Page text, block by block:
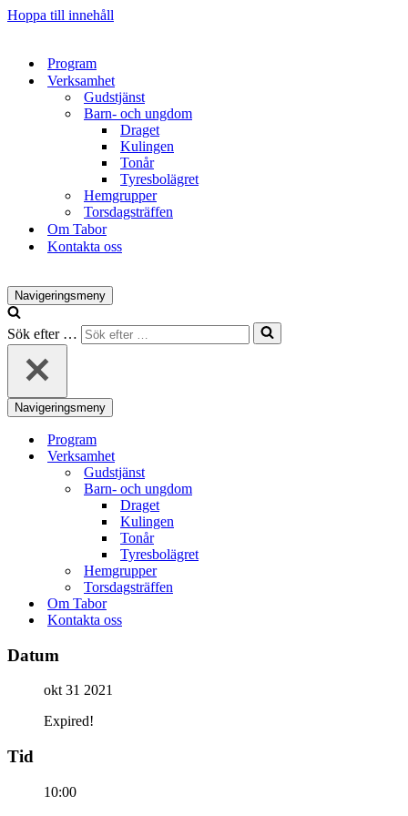
Hoppa till innehåll
Program
Verksamhet
Gudstjänst
Barn- och ungdom
Draget
Kulingen
Tonår
Tyresbolägret
Hemgrupper
Torsdagsträffen
Om Tabor
Kontakta oss
Navigeringsmeny
Sök efter …
Navigeringsmeny
Program
Verksamhet
Gudstjänst
Barn- och ungdom
Draget
Kulingen
Tonår
Tyresbolägret
Hemgrupper
Torsdagsträffen
Om Tabor
Kontakta oss
Datum
okt 31 2021
Expired!
Tid
10:00